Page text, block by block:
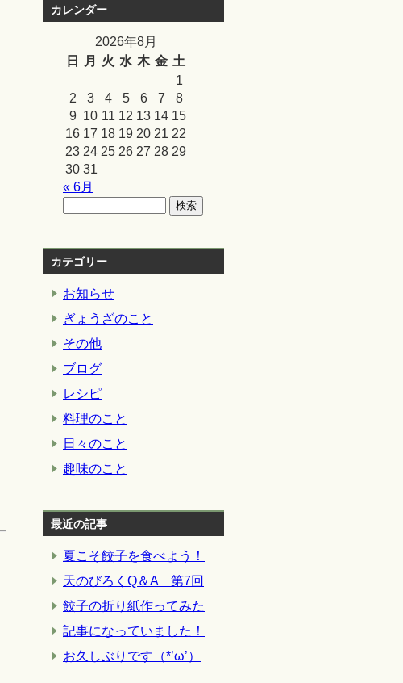
カレンダー
2026年8月
日
月 火 水 木 金 土
1
2
3 4 5 6 7
8
9 10 11 12 13 14 15
16 17 18 19 20 21 22
23 24 25 26 27 28 29
30 31
« 6月
カテゴリー
お知らせ
ぎょうざのこと
その他
ブログ
レシピ
料理のこと
日々のこと
趣味のこと
最近の記事
夏こそ餃子を食べよう！
天のびろくQ＆A 第7回
餃子の折り紙作ってみた
記事になっていました！
お久しぶりです（*’ω’）